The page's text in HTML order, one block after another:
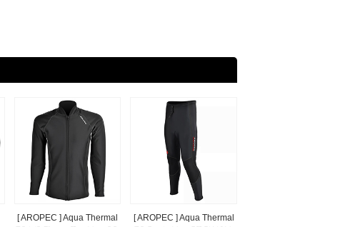
[ AROPEC ] Aqua Thermal
[ AROPEC ] Aqua Thermal